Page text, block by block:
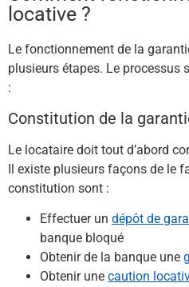
locative ?
Le fonctionnement de la
plusieurs étapes. Le processus
:
Constitution de la
Le locataire doit tout d’abord
Il existe plusieurs façons de le
constitution sont :
Effectuer un dépôt de
banque bloqué
Obtenir de la banque une
Obtenir une caution